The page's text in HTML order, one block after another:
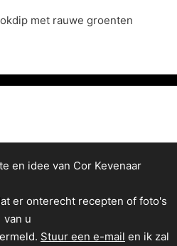
met rauwe groenten
en idee van Cor Kevenaar
er onterecht recepten of foto's
van u
Stuur een e-mail en ik zal